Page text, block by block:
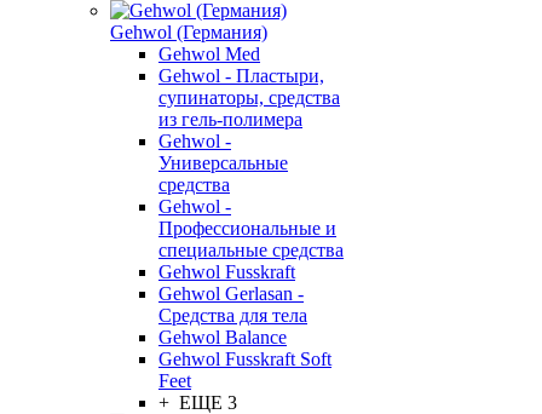
Gehwol (Германия)
Gehwol Med
Gehwol - Пластыри,
супинаторы, средства
из гель-полимера
Gehwol -
Универсальные
средства
Gehwol -
Профессиональные и
специальные средства
Gehwol Fusskraft
Gehwol Gerlasan -
Средства для тела
Gehwol Balance
Gehwol Fusskraft Soft
Feet
+ ЕЩЕ 3